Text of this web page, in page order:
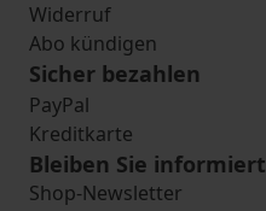
Widerruf
Abo kündigen
Sicher bezahlen
PayPal
Kreditkarte
Bleiben Sie informiert
Shop-Newsletter